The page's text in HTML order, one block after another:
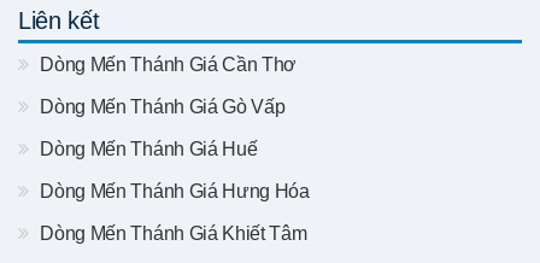
Liên kết
Dòng Mến Thánh Giá Cần Thơ
Dòng Mến Thánh Giá Gò Vấp
Dòng Mến Thánh Giá Huế
Dòng Mến Thánh Giá Hưng Hóa
Dòng Mến Thánh Giá Khiết Tâm